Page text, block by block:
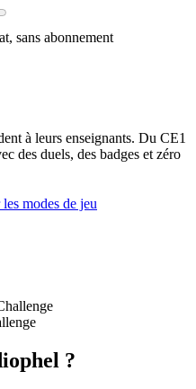
sans abonnement
à leurs enseignants. Du CE1
des duels, des badges et zéro
modes de jeu
?